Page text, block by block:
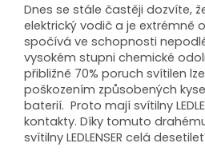
Dnes se stále častěji dozvíte,
elektrický vodič a je extrémně
spočívá ve schopnosti
vysokém stupni chemické
přibližně 70% poruch svítilen
poškozením způsobených
baterií. Proto mají svítilny
kontakty. Díky tomuto
svítilny LEDLENSER celá